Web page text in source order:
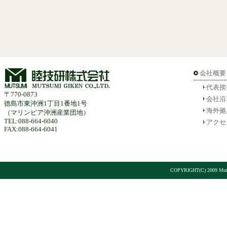
〒770-0873
徳島市東沖洲1丁目1番地1号
（マリンピア沖洲産業団地）
TEL:088-664-6040
FAX:088-664-6041
会社概要
代表
会社
海外
アク
COPYRIGHT(C) 2009